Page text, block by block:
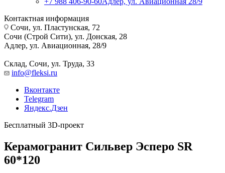
Контактная информация
Сочи, ул. Пластунская, 72
Сочи (Строй Сити), ул. Донская, 28
Адлер, ул. Авиационная, 28/9
Склад, Сочи, ул. Труда, 33
info@fleksi.ru
Вконтакте
Telegram
Яндекс.Дзен
Бесплатный 3D-проект
Керамогранит Сильвер Эсперо SR
60*120